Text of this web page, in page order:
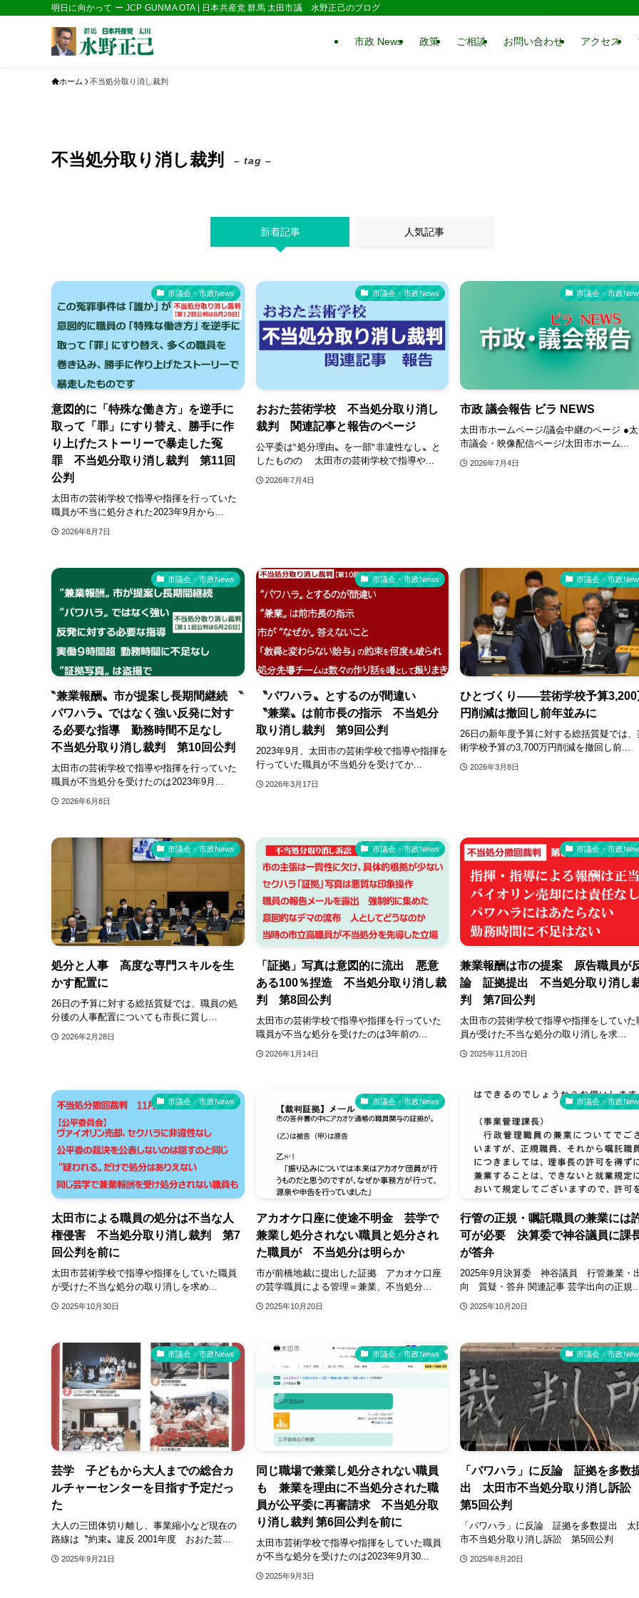
明日に向かって ー JCP GUNMA OTA | 日本共産党 群馬 太田市議 水野正己のブログ
市政 News 政策 ご相談 お問い合わせ アクセス
ホーム 不当処分取り消し裁判
不当処分取り消し裁判 – tag –
新着記事 人気記事
市議会・市政News
意図的に「特殊な働き方」を逆手に
取って「罪」にすり替え、勝手に作
り上げたストーリーで暴走した冤
罪 不当処分取り消し裁判 第11回
公判
太田市の芸術学校で指導や指揮を行っていた
職員が不当に処分された2023年9月から...
2026年8月7日
市議会・市政News
おおた芸術学校 不当処分取り消し
裁判 関連記事と報告のページ
公平委は‶処分理由〟を一部‶非違性なし〟と
したものの 太田市の芸術学校で指導や...
2026年7月4日
市議会・市政
市政 議会報告 ビラ NEWS
太田市ホームページ/議会中継のページ ●
市議会・映像配信ページ/太田市ホーム...
2026年7月4日
市議会・市政News
‶兼業報酬〟市が提案し長期間継続 ‶
パワハラ〟ではなく強い反発に対す
る必要な指導 勤務時間不足なし
不当処分取り消し裁判 第10回公判
太田市の芸術学校で指導や指揮を行っていた
職員が不当処分を受けたのは2023年9月...
2026年6月8日
市議会・市政News
〝パワハラ〟とするのが間違い
〝兼業〟は前市長の指示 不当処分
取り消し裁判 第9回公判
2023年9月、太田市の芸術学校で指導や指揮を
行っていた職員が不当処分を受けてか...
2026年3月17日
市議会・市政
ひとづくり――芸術学校予算3,200
円削減は撤回し前年並みに
26日の新年度予算に対する総括質疑では、
術学校予算の3,700万円削減を撤回し前...
2026年3月8日
市議会・市政News
処分と人事 高度な専門スキルを生
かす配置に
26日の予算に対する総括質疑では、職員の処
分後の人事配置についても市長に質し...
2026年2月28日
市議会・市政News
「証拠」写真は意図的に流出 悪意
ある100％捏造 不当処分取り消し裁
判 第8回公判
太田市の芸術学校で指導や指揮を行っていた
職員が不当な処分を受けたのは3年前の...
2026年1月14日
市議会・市政
兼業報酬は市の提案 原告職員が
論 証拠提出 不当処分取り消し
判 第7回公判
太田市の芸術学校で指導や指揮をしていた
員が受けた不当な処分の取り消しを求...
2025年11月20日
市議会・市政News
太田市による職員の処分は不当な人
権侵害 不当処分取り消し裁判 第7
回公判を前に
太田市芸術学校で指導や指揮をしていた職員
が受けた不当な処分の取り消しを求め...
2025年10月30日
市議会・市政News
アカオケ口座に使途不明金 芸学で
兼業し処分されない職員と処分され
た職員が 不当処分は明らか
市が前橋地裁に提出した証拠 アカオケ口座
の芸学職員による管理＝兼業、不当処分...
2025年10月20日
市議会・市政
行管の正規・嘱託職員の兼業には
可が必要 決算委で神谷議員に課
が答弁
2025年9月決算委 神谷議員 行管兼業・
向 質疑・答弁 関連記事 芸学出向の正規
2025年10月20日
市議会・市政News
芸学 子どもから大人までの総合カ
ルチャーセンターを目指す予定だっ
た
大人の三団体切り離し、事業縮小など現在の
路線は〝約束〟違反 2001年度 おおた芸...
2025年9月21日
市議会・市政News
同じ職場で兼業し処分されない職員
も 兼業を理由に不当処分された職
員が公平委に再審請求 不当処分取
り消し裁判 第6回公判を前に
太田市芸術学校で指導や指揮をしていた職員
が不当な処分を受けたのは2023年9月30...
2025年9月3日
市議会・市政
「パワハラ」に反論 証拠を多数
出 太田市不当処分取り消し訴
第5回公判
「パワハラ」に反論 証拠を多数提出 太
市不当処分取り消し訴訟 第5回公判
2025年8月20日